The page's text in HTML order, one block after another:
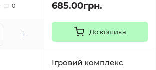
0 685.00грн.
До кошика
Ігровий комплекс